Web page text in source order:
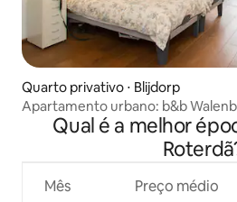
Quarto privativo ⋅ Blijdorp
Apartamento urbano: b&b
Qual é a melhor
Mês Preço médio